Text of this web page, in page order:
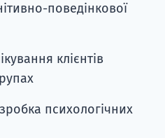
поведінкової
клієнтів
психологічних